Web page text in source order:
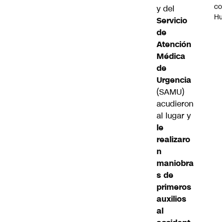
y del
Servicio
de
Atención
Médica
de
Urgencia
(SAMU)
acudieron
al lugar y
le
realizaro
n
maniobra
s de
primeros
auxilios
al